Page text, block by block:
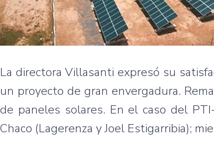
La directora Villasanti expresó su
un proyecto de gran envergadura.
de paneles solares. En el caso del
Chaco (Lagerenza y Joel Estigarribia);